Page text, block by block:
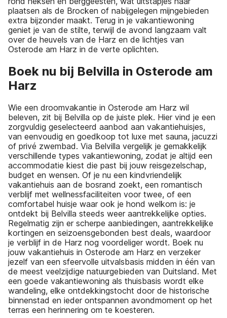
plaatsen als de Brocken of nabijgelegen mijngebieden
extra bijzonder maakt. Terug in je vakantiewoning
geniet je van de stilte, terwijl de avond langzaam valt
over de heuvels van de Harz en de lichtjes van
Osterode am Harz in de verte oplichten.
Boek nu bij Belvilla in Osterode am
Harz
Wie een droomvakantie in Osterode am Harz wil
beleven, zit bij Belvilla op de juiste plek. Hier vind je een
zorgvuldig geselecteerd aanbod aan vakantiehuisjes,
van eenvoudig en goedkoop tot luxe met sauna, jacuzzi
of privé zwembad. Via Belvilla vergelijk je gemakkelijk
verschillende types vakantiewoning, zodat je altijd een
accommodatie kiest die past bij jouw reisgezelschap,
budget en wensen. Of je nu een kindvriendelijk
vakantiehuis aan de bosrand zoekt, een romantisch
verblijf met wellnessfaciliteiten voor twee, of een
comfortabel huisje waar ook je hond welkom is: je
ontdekt bij Belvilla steeds weer aantrekkelijke opties.
Regelmatig zijn er scherpe aanbiedingen, aantrekkelijke
kortingen en seizoensgebonden best deals, waardoor
je verblijf in de Harz nog voordeliger wordt. Boek nu
jouw vakantiehuis in Osterode am Harz en verzeker
jezelf van een sfeervolle uitvalsbasis midden in één van
de meest veelzijdige natuurgebieden van Duitsland. Met
een goede vakantiewoning als thuisbasis wordt elke
wandeling, elke ontdekkingstocht door de historische
binnenstad en ieder ontspannen avondmoment op het
terras een herinnering om te koesteren.